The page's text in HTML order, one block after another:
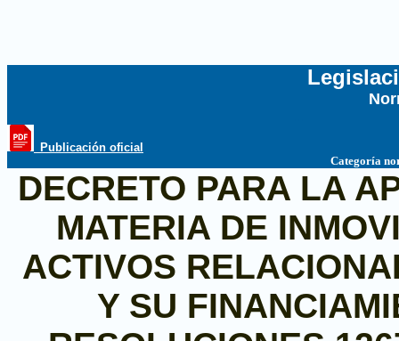
_Publicación oficial
Categoría
DECRETO PARA LA
MATERIA DE
ACTIVOS
Y SU